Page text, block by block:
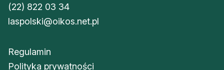
(22) 822 03 34
laspolski@oikos.net.pl
Regulamin
Polityka prywatności